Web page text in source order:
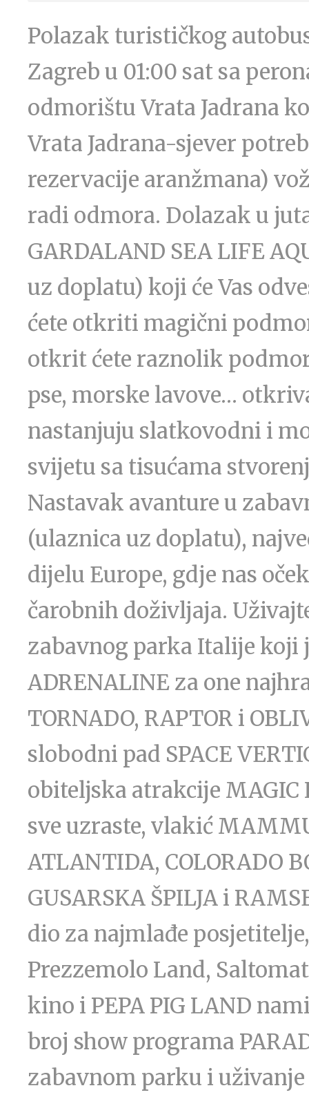
Polazak turističkog
Zagreb u 01:00 sat sa
odmorištu Vrata Jadrana
Vrata Jadrana-sjever
rezervacije aranžmana)
radi odmora. Dolazak u
GARDALAND SEA LIFE
uz doplatu) koji će Vas
ćete otkriti magični
otkrit ćete raznolik
pse, morske lavove…
nastanjuju slatkovodni i
svijetu sa tisućama
Nastavak avanture u
(ulaznica uz doplatu),
dijelu Europe, gdje nas
čarobnih doživljaja.
zabavnog parka Italije koji
ADRENALINE za one
TORNADO, RAPTOR i
slobodni pad SPACE
obiteljska atrakcije MAGIC
sve uzraste, vlakić
ATLANTIDA, COLORADO
GUSARSKA ŠPILJA i
dio za najmlađe
Prezzemolo Land,
kino i PEPA PIG LAND
broj show programa
zabavnom parku i